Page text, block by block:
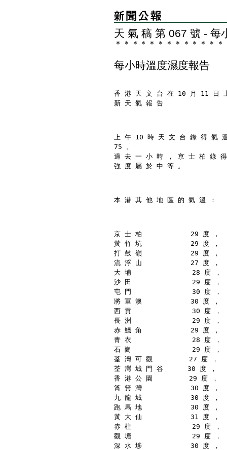
天 氣 稿 第 067 號 - 每
＊ ＊ ＊ ＊ ＊ ＊ ＊ ＊ ＊ ＊ ＊ ＊ ＊
每小時溫度濕度報告
香 港 天 文 台 在 10 月 11 日
新 天 氣 報 告
上 午 10 時 天 文 台 錄 得 氣
75 。
過 去 一 小 時 ， 京 士 柏 錄
強 度 屬 於 中 等 。
本 港 其 他 地 區 的 氣 溫 ：
京 士 柏            29 度 ，
黃 竹 坑            29 度 ，
打 鼓 嶺            29 度 ，
流 浮 山            27 度 ，
大 埔               28 度 ，
沙 田               29 度 ，
屯 門               30 度 ，
將 軍 澳            30 度 ，
西 貢               30 度 ，
長 洲               29 度 ，
赤 鱲 角            29 度 ，
青 衣               28 度 ，
石 崗               29 度 ，
荃 灣 可 觀         27 度 ，
荃 灣 城 門 谷      30 度 ，
香 港 公 園         29 度 ，
筲 箕 灣            30 度 ，
九 龍 城            30 度 ，
跑 馬 地            30 度 ，
黃 大 仙            31 度 ，
赤 柱               29 度 ，
觀 塘               29 度 ，
深 水 埗            30 度 ，